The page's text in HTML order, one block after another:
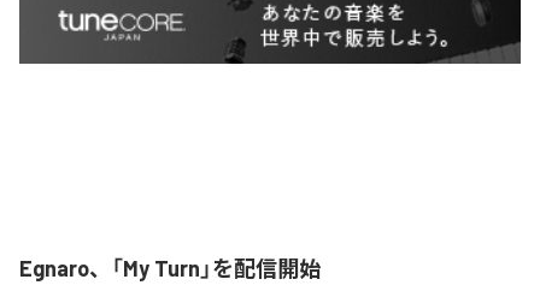
Egnaro、「My Turn」を配信開始